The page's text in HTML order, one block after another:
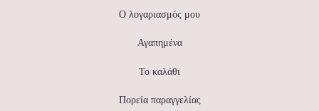
Ο λογαριασμός μου
Αγαπημένα
Το καλάθι
Πορεία παραγγελίας